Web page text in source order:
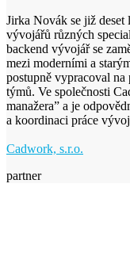
Jirka Novák se již
vývojářů různých
backend vývojář se
mezi moderními a
postupně vypracoval
týmů. Ve společnosti
manažera” a je
a koordinaci práce
Cadwork, s.r.o.
partner